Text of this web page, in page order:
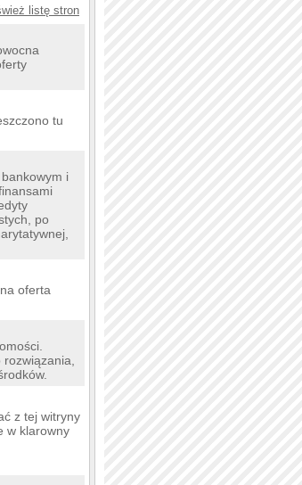
listę stron
tu
i
po
oferta
z tej witryny
w klarowny